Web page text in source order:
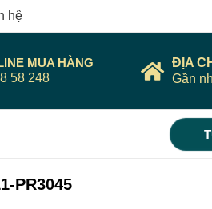
hệ
MUA HÀNG
58 248
ĐỊA
Gần
PR3045